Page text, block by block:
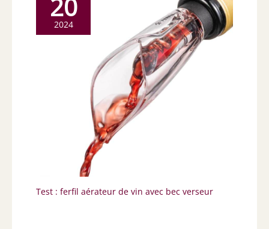
20
2024
Test : ferfil aérateur de vin avec bec verseur